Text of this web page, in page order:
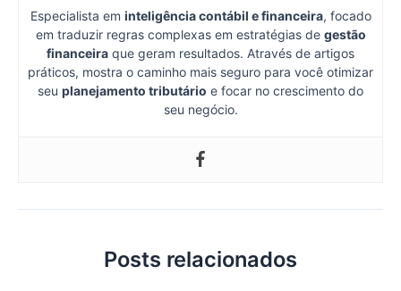
Especialista em inteligência contábil e financeira, focado
em traduzir regras complexas em estratégias de gestão
financeira que geram resultados. Através de artigos
práticos, mostra o caminho mais seguro para você otimizar
seu planejamento tributário e focar no crescimento do
seu negócio.
Posts relacionados